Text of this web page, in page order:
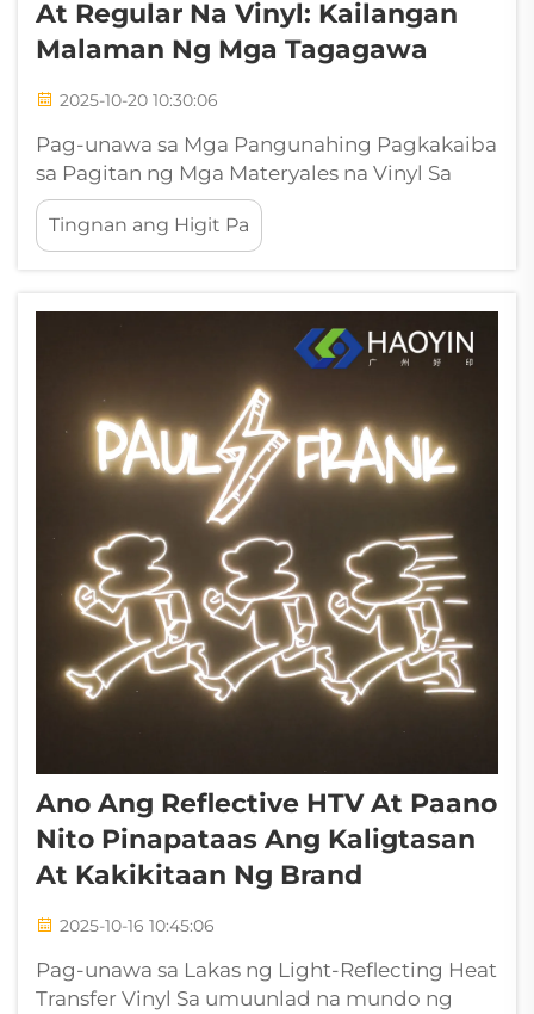
At Regular Na Vinyl: Kailangan
Malaman Ng Mga Tagagawa
2025-10-20 10:30:06
Pag-unawa sa Mga Pangunahing Pagkakaiba
sa Pagitan ng Mga Materyales na Vinyl Sa
dinamikong mundo ng pagmamanupaktura
at disenyo, ang pagpili sa pagitan ng
printable vinyl at regular na vinyl ay maaaring
ng iyong huling produkto. Ang dalawang
materyales na ito ay may mahahalagang
pagkakaiba na dapat isaalang-alang...
Tingnan ang Higit Pa
Ano Ang Reflective HTV At Paano
Nito Pinapataas Ang Kaligtasan
At Kakikitaan Ng Brand
2025-10-16 10:45:06
Pag-unawa sa Lakas ng Light-Reflecting Heat
Transfer Vinyl Sa umuunlad na mundo ng